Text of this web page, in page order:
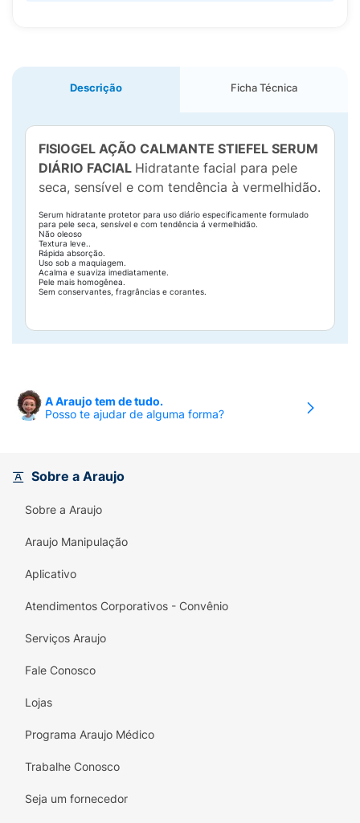
Descrição Ficha Técnica
FISIOGEL AÇÃO CALMANTE STIEFEL SERUM
DIÁRIO FACIAL Hidratante facial para pele
seca, sensível e com tendência à vermelhidão.
Serum hidratante protetor para uso diário especificamente formulado
para pele seca, sensível e com tendência á vermelhidão.
Não oleoso
Textura leve..
Rápida absorção.
Uso sob a maquiagem.
Acalma e suaviza imediatamente.
Pele mais homogênea.
Sem conservantes, fragrâncias e corantes.
A Araujo tem de tudo.
Posso te ajudar de alguma forma?
Sobre a Araujo
Sobre a Araujo
Araujo Manipulação
Aplicativo
Atendimentos Corporativos - Convênio
Serviços Araujo
Fale Conosco
Lojas
Programa Araujo Médico
Trabalhe Conosco
Seja um fornecedor